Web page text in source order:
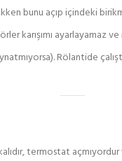
bunu açıp içindeki
karışımı
Rölantide
termostat